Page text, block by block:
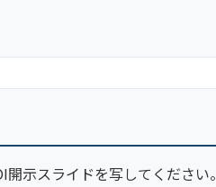
示スライドを写してください。